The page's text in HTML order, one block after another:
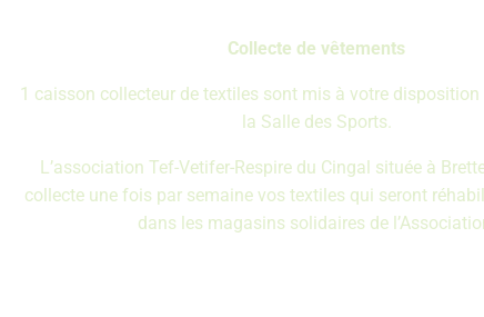
Collecte de vêtements
1 caisson collecteur de textiles sont mis à votre
la Salle des Sports.
L’association Tef-Vetifer-Respire du Cingal située à
collecte une fois par semaine vos textiles qui seront
dans les magasins solidaires de